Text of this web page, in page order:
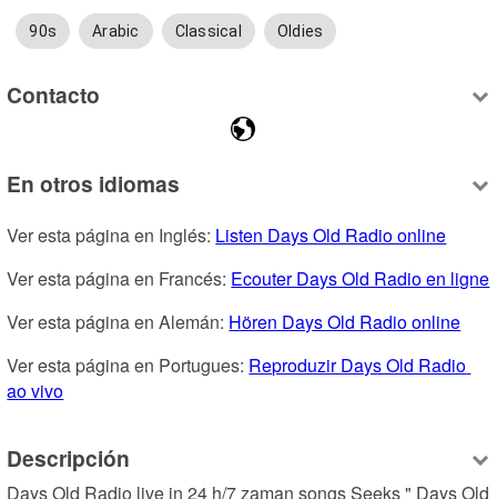
90s Arabic Classical Oldies
Contacto
En otros idiomas
Ver esta página en Inglés: Listen Days Old Radio online
Ver esta página en Francés: Ecouter Days Old Radio en ligne
Ver esta página en Alemán: Hören Days Old Radio online
Ver esta página en Portugues: Reproduzir Days Old Radio
ao vivo
Descripción
Days Old Radio live in 24 h/7 zaman songs Seeks " Days Old